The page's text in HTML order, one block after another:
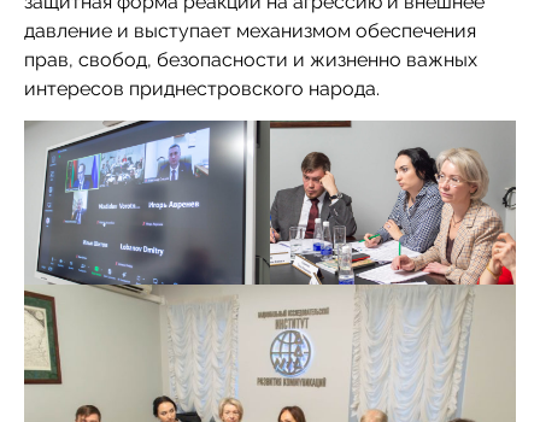
давление и выступает механизмом обеспечения
прав, свобод, безопасности и жизненно важных
интересов приднестровского народа.